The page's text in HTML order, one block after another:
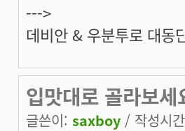
--->
데비안 & 우분투로 대동
입맛대로 골라
글쓴이: saxboy / 작성시